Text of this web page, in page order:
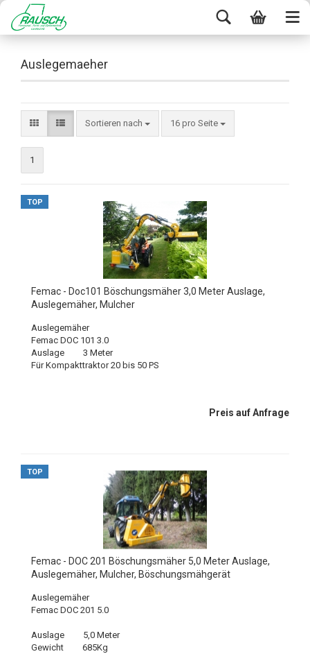
Auslegemaeher
Sortieren nach 16 pro Seite
1
TOP
Femac - Doc101 Böschungsmäher 3,0 Meter Auslage,
Auslegemäher, Mulcher
Auslegemäher
Femac DOC 101 3.0
Auslage 3 Meter
Für Kompakttraktor 20 bis 50 PS
Preis auf Anfrage
TOP
Femac - DOC 201 Böschungsmäher 5,0 Meter Auslage,
Auslegemäher, Mulcher, Böschungsmähgerät
Auslegemäher
Femac DOC 201 5.0
Auslage 5,0 Meter
Gewicht 685Kg